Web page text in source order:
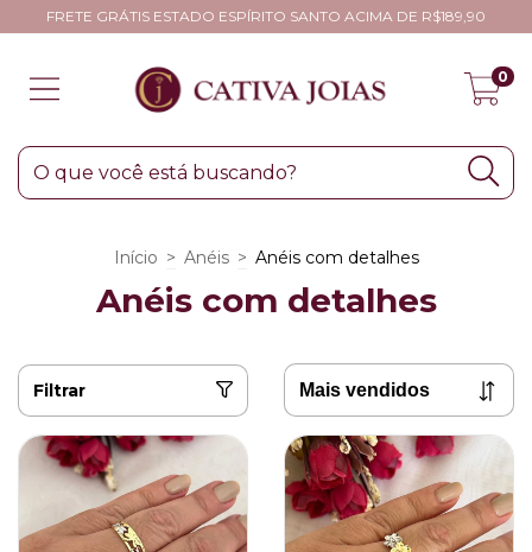
FRETE GRÁTIS ESTADO ESPÍRITO SANTO ACIMA DE R$189,90
0
Início > Anéis > Anéis com detalhes
Anéis com detalhes
Filtrar